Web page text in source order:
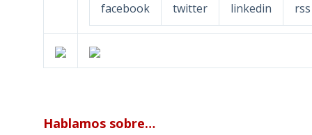
facebook twitter linkedin rss
Hablamos sobre…